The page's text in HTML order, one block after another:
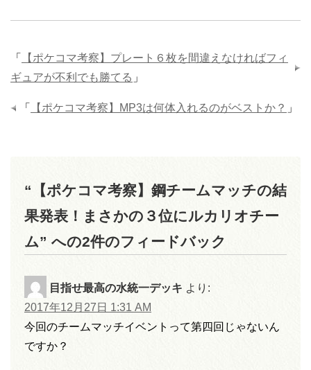
「
【ポケコマ考察】プレート６枚を間違えなければフィ
ギュアが不利でも勝てる 」
「 【ポケコマ考察】MP3は何体入れるのがベストか？ 」
“【ポケコマ考察】鋼チームマッチの結
果発表！まさかの３位にルカリオチー
ム” への2件のフィードバック
目指せ最高の水統一デッキ より:
2017年12月27日 1:31 AM
今回のチームマッチイベントって第四回じゃないん
ですか？